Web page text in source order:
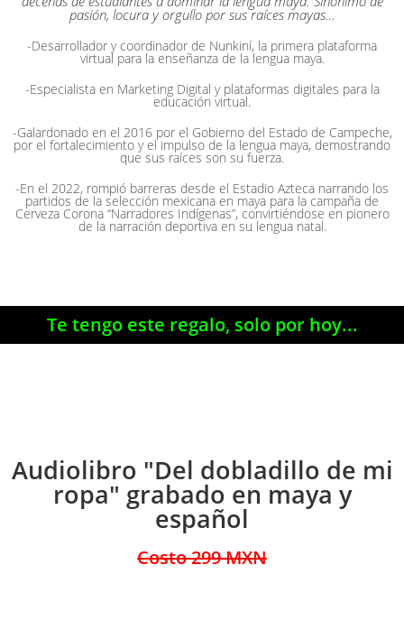
pasión, locura y orgullo por sus raíces mayas…
-Desarrollador y coordinador de Nunkiní, la primera plataforma
virtual para la enseñanza de la lengua maya.
-Especialista en Marketing Digital y plataformas digitales para la
educación virtual.
-Galardonado en el 2016 por el Gobierno del Estado de Campeche,
por el fortalecimiento y el impulso de la lengua maya, demostrando
que sus raíces son su fuerza.
-En el 2022, rompió barreras desde el Estadio Azteca narrando los
partidos de la selección mexicana en maya para la campaña de
Cerveza Corona “Narradores Indígenas”, convirtiéndose en pionero
de la narración deportiva en su lengua natal.
Te tengo este regalo, solo por hoy...
Audiolibro "Del dobladillo de mi
ropa" grabado en maya y
español
Costo 299 MXN